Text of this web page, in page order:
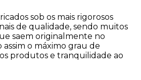
sob os mais rigorosos
de qualidade, sendo muitos
saem originalmente no
o máximo grau de
produtos e tranquilidade ao